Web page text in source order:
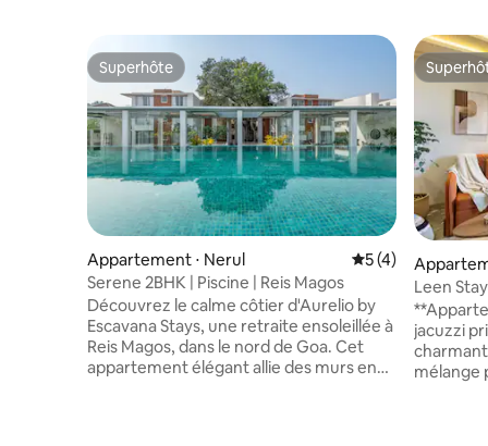
Superhôte
Superhôte
Appartement ⋅ Nerul Évaluation
5 (4)
Serene 2BHK | Piscine | Reis Magos
Découvrez le calme côtier d'Aurelio by
Escavana Stays, une retraite ensoleillée à
Reis Magos, dans le nord de Goa. Cet
appartement élégant allie des murs en
Leen
jacuzzi privé** Évadez-
mélange